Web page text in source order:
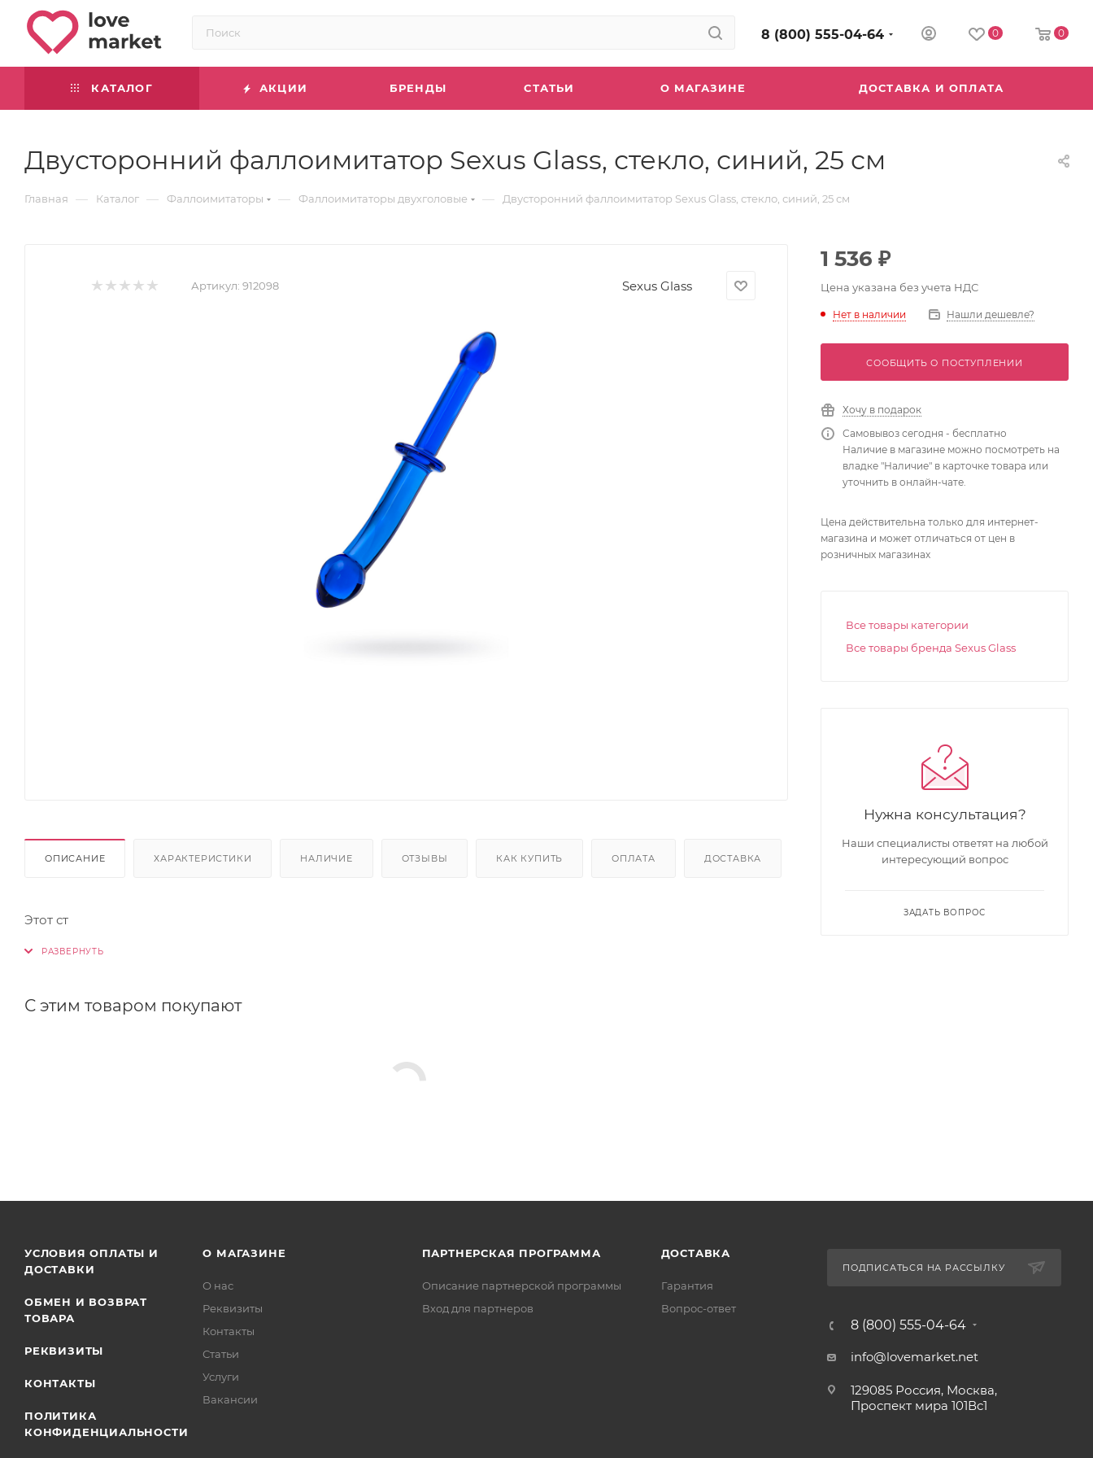
8 (800) 555-04-64 0 0
КАТАЛОГ АКЦИИ БРЕНДЫ СТАТЬИ О МАГАЗИНЕ ДОСТАВКА И ОПЛАТА
Двусторонний фаллоимитатор Sexus Glass, стекло, синий, 25 см
Главная — Каталог — Фаллоимитаторы — Фаллоимитаторы двухголовые — Двусторонний фаллоимитатор Sexus Glass, стекло, синий, 25 см
Артикул: 912098 Sexus Glass
ОПИСАНИЕ ХАРАКТЕРИСТИКИ НАЛИЧИЕ ОТЗЫВЫ КАК КУПИТЬ ОПЛАТА ДОСТАВКА
Этот ст
С этим товаром покупают
1 536 ₽
Цена указана без учета НДС
Нет в наличии Нашли дешевле?
СООБЩИТЬ О ПОСТУПЛЕНИИ
Хочу в подарок
Самовывоз сегодня - бесплатно
Наличие в магазине можно посмотреть на
владке "Наличие" в карточке товара или
уточнить в онлайн-чате.
Цена действительна только для интернет-
магазина и может отличаться от цен в
розничных магазинах
Все товары категории
Все товары бренда Sexus Glass
Нужна консультация?
Наши специалисты ответят на любой
интересующий вопрос
ЗАДАТЬ ВОПРОС
УСЛОВИЯ ОПЛАТЫ И
ДОСТАВКИ
ОБМЕН И ВОЗВРАТ
ТОВАРА
РЕКВИЗИТЫ
КОНТАКТЫ
ПОЛИТИКА
КОНФИДЕНЦИАЛЬНОСТИ
О МАГАЗИНЕ
О нас
Реквизиты
Контакты
Статьи
Услуги
Вакансии
ПАРТНЕРСКАЯ ПРОГРАММА
Описание партнерской программы
Вход для партнеров
ДОСТАВКА
Гарантия
Вопрос-ответ
ПОДПИСАТЬСЯ НА РАССЫЛКУ
8 (800) 555-04-64
info@lovemarket.net
129085 Россия, Москва,
Проспект мира 101Вс1